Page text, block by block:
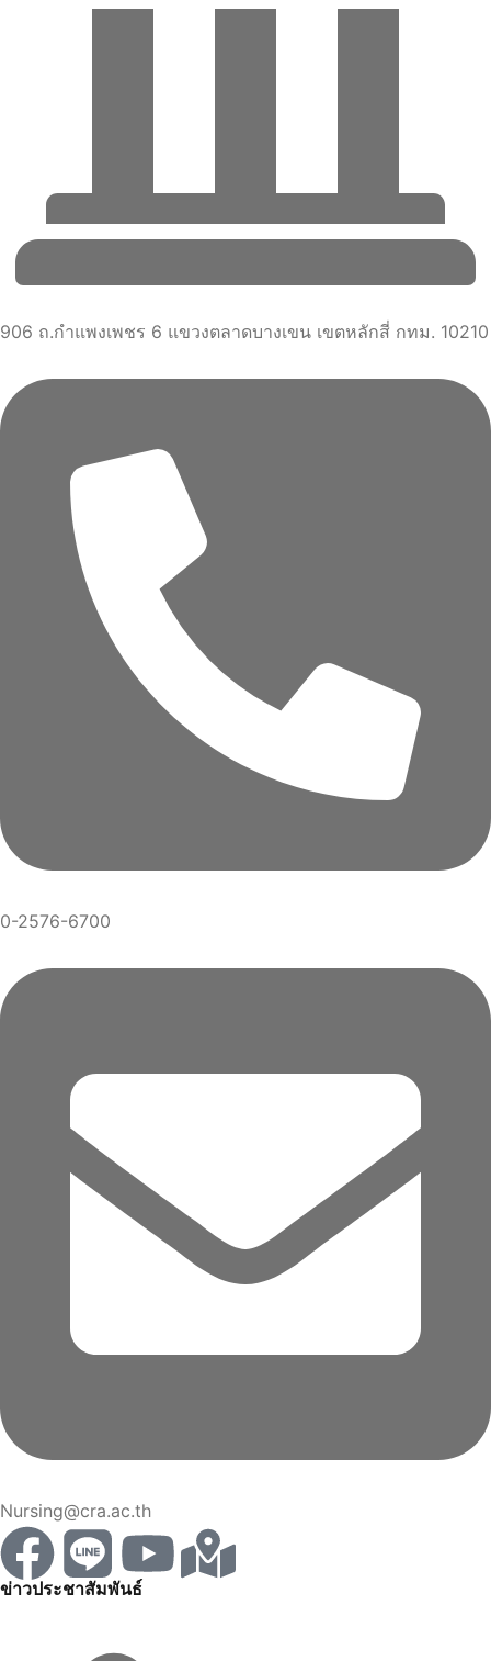
906 ถ.กำแพงเพชร 6 แขวงตลาดบางเขน เขตหลักสี่ กทม. 10210
0-2576-6700
Nursing@cra.ac.th
ข่าวประชาสัมพันธ์